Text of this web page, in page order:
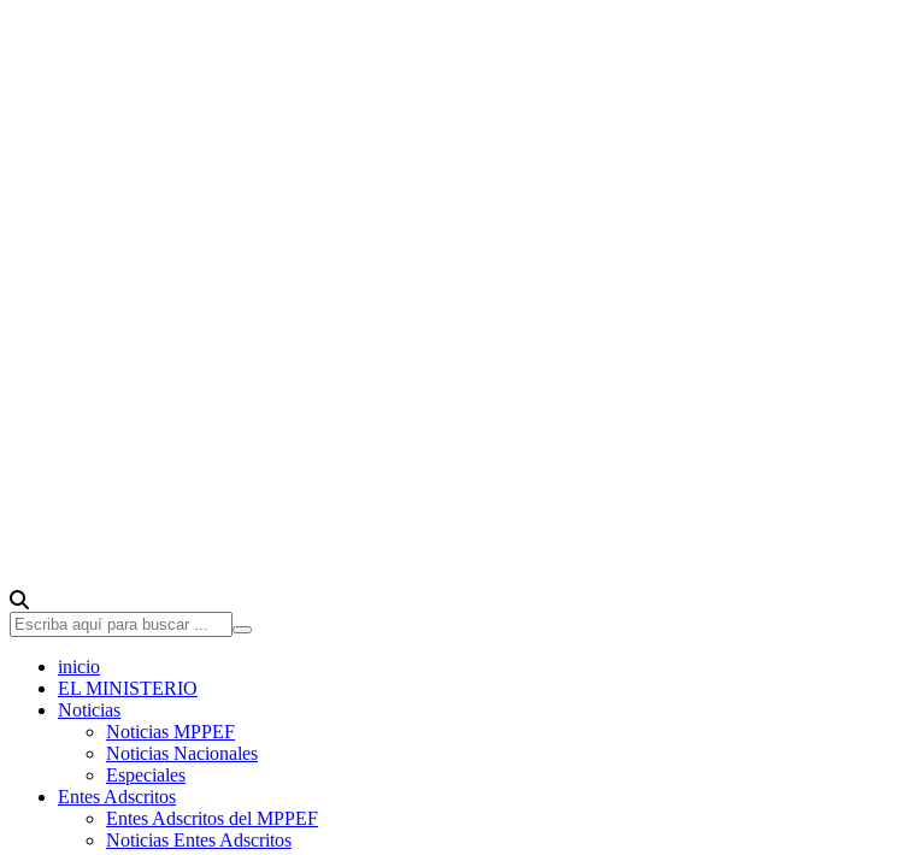
inicio
EL MINISTERIO
Noticias
Noticias MPPEF
Noticias Nacionales
Especiales
Entes Adscritos
Entes Adscritos del MPPEF
Noticias Entes Adscritos